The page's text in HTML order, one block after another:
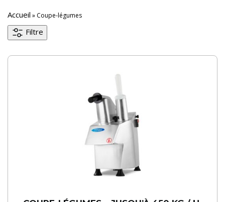
Accueil » Coupe-légumes
Filtre